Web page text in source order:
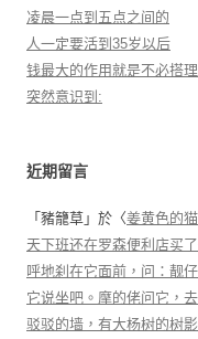
凌晨一点到五点之间的
人一定要活到35岁以后
钱最大的作用就是不必搭理
突然意识到:
近期留言
「 豬籠草 」於〈姜黄色的
天下班还在罗森便利店买
呼地刹在它面前，问：靓
它说坐吧。摩的佬问它，
驳驳的墙，有大杨树的树